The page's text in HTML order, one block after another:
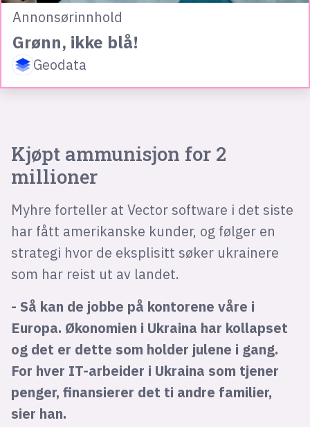
Annonsørinnhold
Grønn, ikke blå!
Geodata
Kjøpt ammunisjon for 2
millioner
Myhre forteller at Vector software i det siste
har fått amerikanske kunder, og følger en
strategi hvor de eksplisitt søker ukrainere
som har reist ut av landet.
- Så kan de jobbe på kontorene våre i
Europa. Økonomien i Ukraina har kollapset
og det er dette som holder julene i gang.
For hver IT-arbeider i Ukraina som tjener
penger, finansierer det ti andre familier,
sier han.